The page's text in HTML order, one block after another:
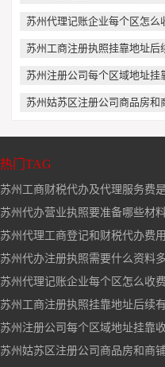
苏州代理记账企业每个区怎么
苏州工商注册执照挂靠地址后
苏州注册公司每个区域地址挂
苏州姑苏区注册公司商品房和
热门TAG
苏州工商财税代办及代理服务费
苏州代办营业执照要准备哪些材
苏州代理工商登记和财税代办费
苏州代办注册执照需要什么资料
苏州代理记账企业每个区怎么收费
苏州工商注册执照挂靠地址后续
苏州注册公司每个区域地址挂靠
苏州姑苏区注册公司商品房和商